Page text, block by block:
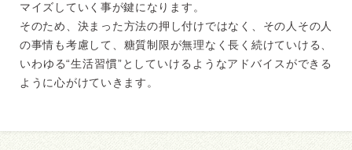
マイズ していく事が鍵になります。
そのため、決まった方法の押し付けではなく、その人その人
の事情も考慮して、糖質制限が無理なく長く続けていける、
いわゆる“生活習慣”としていけるようなアドバイスができる
ように心がけて いきます。